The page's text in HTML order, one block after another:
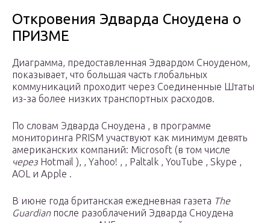
Откровения Эдварда Сноудена о
ПРИЗМЕ
Диаграмма, предоставленная Эдвардом Сноуденом,
показывает, что большая часть глобальных
коммуникаций проходит через Соединенные Штаты
из-за более низких транспортных расходов.
По словам Эдварда Сноудена , в программе
мониторинга PRISM участвуют как минимум девять
американских компаний: Microsoft (в том числе
через Hotmail ), , Yahoo! , , Paltalk , YouTube , Skype ,
AOL и Apple .
В июне года британская ежедневная газета The
Guardianпосле разоблачений Эдварда Сноудена